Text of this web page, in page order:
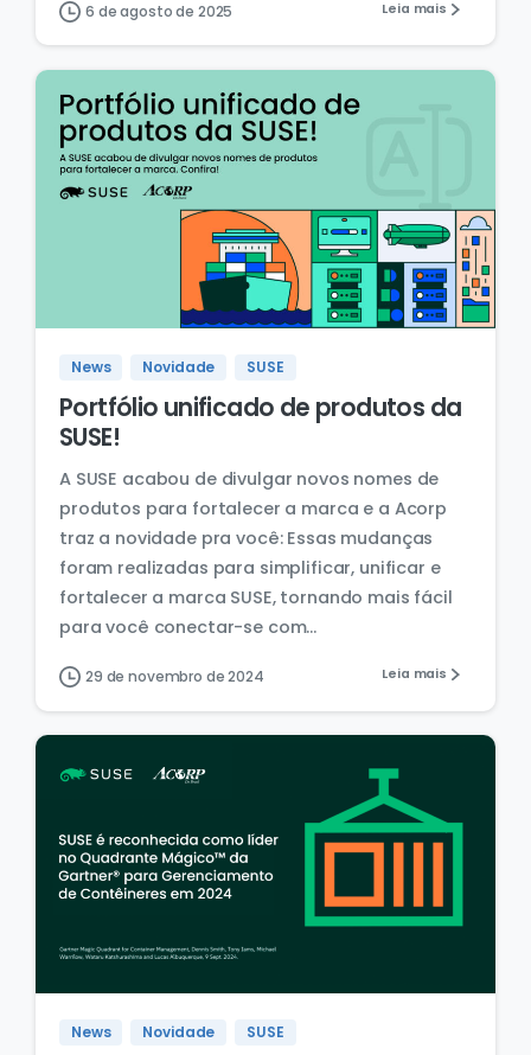
6 de agosto de 2025 Leia mais
News Novidade SUSE
Portfólio unificado de produtos da
SUSE!
A SUSE acabou de divulgar novos nomes de
produtos para fortalecer a marca e a Acorp
traz a novidade pra você: Essas mudanças
foram realizadas para simplificar, unificar e
fortalecer a marca SUSE, tornando mais fácil
para você conectar-se com...
29 de novembro de 2024 Leia mais
News Novidade SUSE